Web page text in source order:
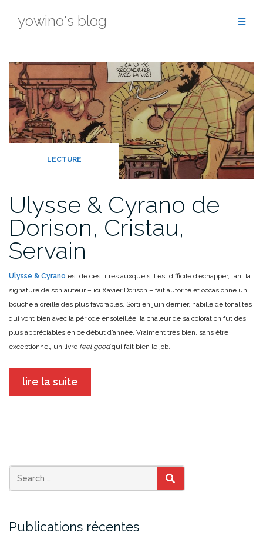
yowino's blog
LECTURE
Ulysse & Cyrano de
Dorison, Cristau,
Servain
Ulysse & Cyrano est de ces titres auxquels il est difficile d’échapper, tant la
signature de son auteur – ici Xavier Dorison – fait autorité et occasionne un
bouche à oreille des plus favorables. Sorti en juin dernier, habillé de tonalités
qui vont bien avec la période ensoleillée, la chaleur de sa coloration fut des
plus appréciables en ce début d’année. Vraiment très bien, sans être
exceptionnel, un livre feel goodqui fait bien le job.
lire la suite
SEARCH
Publications récentes